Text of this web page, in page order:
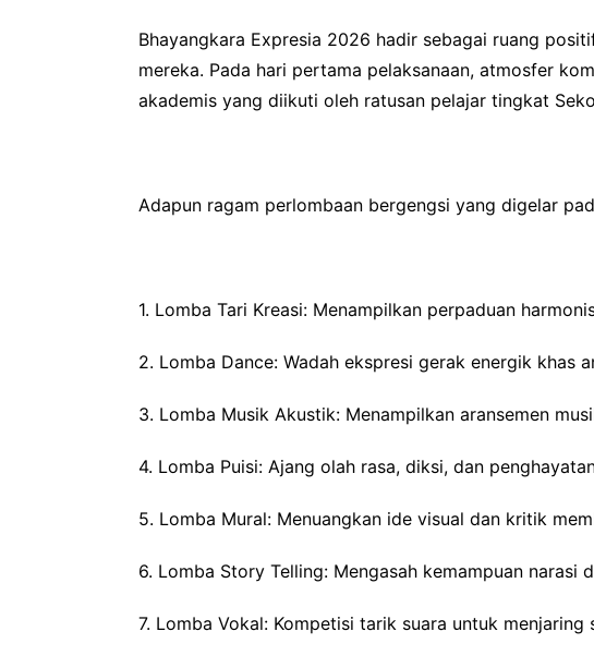
Bhayangkara Expresia 2026 hadir sebagai ruang
mereka. Pada hari pertama pelaksanaan, atmosfer
akademis yang diikuti oleh ratusan pelajar tingkat
Adapun ragam perlombaan bergengsi yang digelar
1. Lomba Tari Kreasi: Menampilkan perpaduan
2. Lomba Dance: Wadah ekspresi gerak energik khas
3. Lomba Musik Akustik: Menampilkan aransemen
4. Lomba Puisi: Ajang olah rasa, diksi, dan
5. Lomba Mural: Menuangkan ide visual dan kritik
6. Lomba Story Telling: Mengasah kemampuan
7. Lomba Vokal: Kompetisi tarik suara untuk menjaring